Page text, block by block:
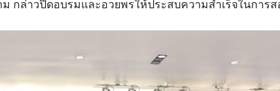
กล่าวปิดอบรมและอวยพรให้ประสบความสำเร็จในการ